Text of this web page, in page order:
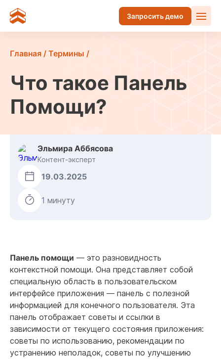
Запросить демо
Главная / Термины /
Что такое Панель
Помощи?
Эльмира Аббясова
Контент-эксперт
19.03.2025
1 минуту
Панель помощи — это разновидность
контекстной помощи. Она представляет собой
специальную область в пользовательском
интерфейсе приложения — панель с полезной
информацией для конечного пользователя. Эта
панель отображает советы и ссылки в
зависимости от текущего состояния приложения:
советы по использованию, рекомендации по
устранению неполадок, советы по улучшению